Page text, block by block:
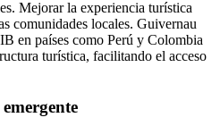
Mejorar la experiencia turística
comunidades locales. Guivernau
en países como Perú y Colombia
turística, facilitando el acceso